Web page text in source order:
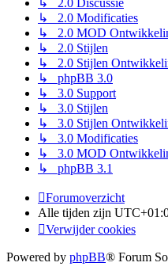
↳ 2.0 Modificaties
↳ 2.0 MOD
↳ 2.0 Stijlen
↳ 2.0 Stijlen
↳ phpBB 3.0
↳ 3.0 Support
↳ 3.0 Stijlen
↳ 3.0 Stijlen
↳ 3.0 Modificaties
↳ 3.0 MOD
↳ phpBB 3.1
Forumoverzicht
Alle tijden zijn
Verwijder cookies
Powered by phpBB® Forum